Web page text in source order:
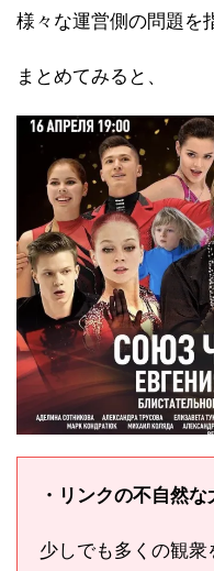
様々な運営側の問題を
まとめてみると、
・リンクの不自然な
少しでも多くの観